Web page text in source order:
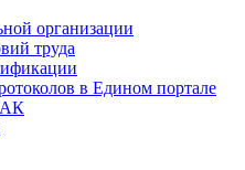
организации
труда
в Едином портале